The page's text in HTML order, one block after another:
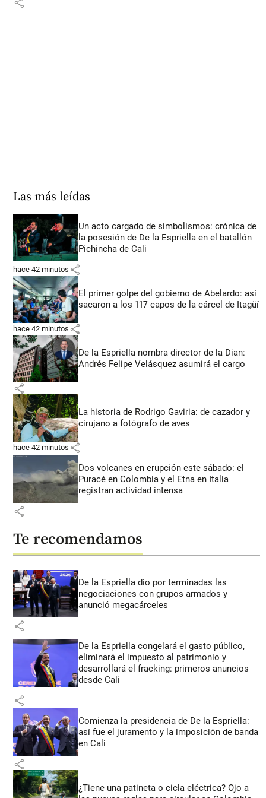
Las más leídas
Un acto cargado de simbolismos: crónica de
la posesión de De la Espriella en el batallón
Pichincha de Cali
hace 42 minutos share
El primer golpe del gobierno de Abelardo: así
sacaron a los 117 capos de la cárcel de Itagüí
hace 42 minutos share
De la Espriella nombra director de la Dian:
Andrés Felipe Velásquez asumirá el cargo
share
La historia de Rodrigo Gaviria: de cazador y
cirujano a fotógrafo de aves
hace 42 minutos share
Dos volcanes en erupción este sábado: el
Puracé en Colombia y el Etna en Italia
registran actividad intensa
share
Te recomendamos
De la Espriella dio por terminadas las
negociaciones con grupos armados y
anunció megacárceles
share
De la Espriella congelará el gasto público,
eliminará el impuesto al patrimonio y
desarrollará el fracking: primeros anuncios
desde Cali
share
Comienza la presidencia de De la Espriella:
así fue el juramento y la imposición de banda
en Cali
share
¿Tiene una patineta o cicla eléctrica? Ojo a